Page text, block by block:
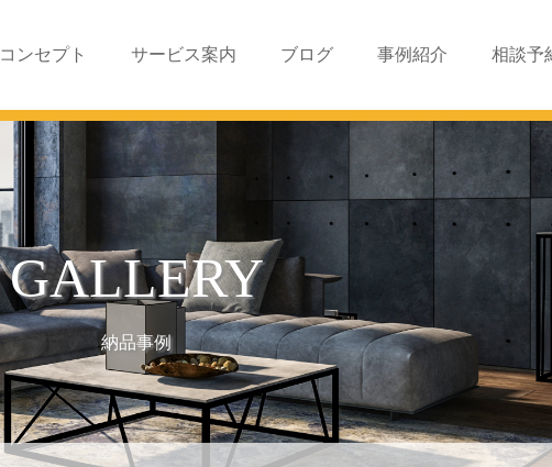
コンセプト サービス案内 ブログ 事例紹介 相談予
GALLERY
納品事例